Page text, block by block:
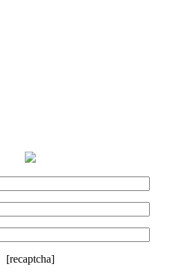
[recaptcha]